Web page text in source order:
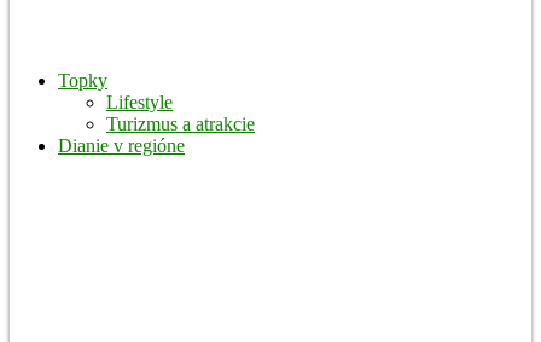
Topky
Lifestyle
Turizmus a atrakcie
Dianie v regióne